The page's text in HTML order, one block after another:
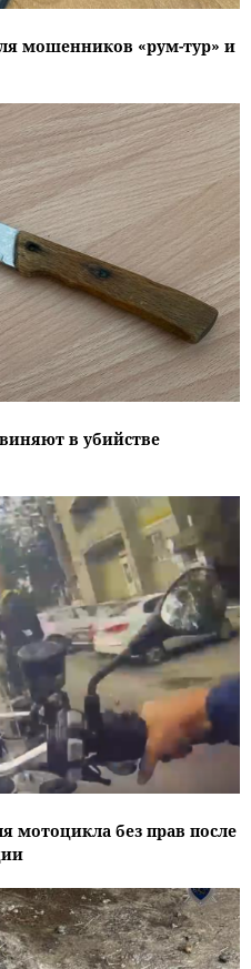
мошенников «рум-тур» и
в убийстве
мотоцикла без прав после